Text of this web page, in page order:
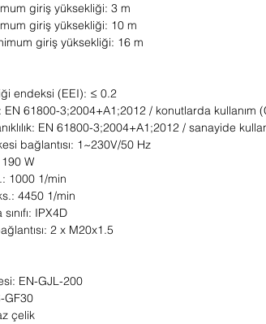
giriş yüksekliği: 3 m
giriş yüksekliği: 10 m
giriş yüksekliği: 16 m
endeksi (EEI): ≤ 0.2
EN 61800-3;2004+A1;2012 / konutlarda kullanım
EN 61800-3;2004+A1;2012 / sanayide
bağlantısı: 1~230V/50 Hz
W
1000 1/min
4450 1/min
IPX4D
2 x M20x1.5
EN-GJL-200
GF30
çelik